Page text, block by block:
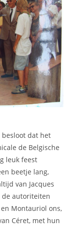
besloot dat het
de Belgische
leuk feest
beetje lang,
van Jacques
de autoriteiten
Montauriol ons,
Céret, met hun